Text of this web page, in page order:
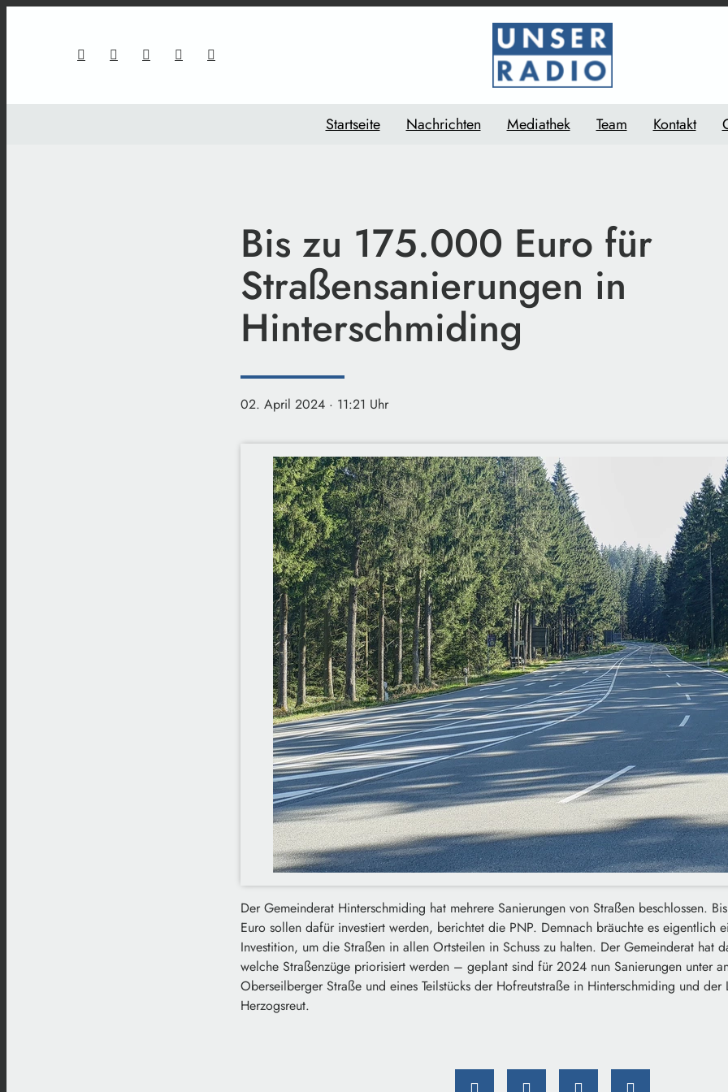
Startseite Nachrichten Mediathek Team Kontakt
Bis zu 175.000 Euro für
Straßensanierungen in
Hinterschmiding
02. April 2024 · 11:21 Uhr
Der Gemeinderat Hinterschmiding hat mehrere Sanierungen von Straßen beschlossen.
Euro sollen dafür investiert werden, berichtet die PNP. Demnach bräuchte es eigentlich
Investition, um die Straßen in allen Ortsteilen in Schuss zu halten. Der Gemeinderat hat
welche Straßenzüge priorisiert werden – geplant sind für 2024 nun Sanierungen unter
Oberseilberger Straße und eines Teilstücks der Hofreutstraße in Hinterschmiding und der
Herzogsreut.